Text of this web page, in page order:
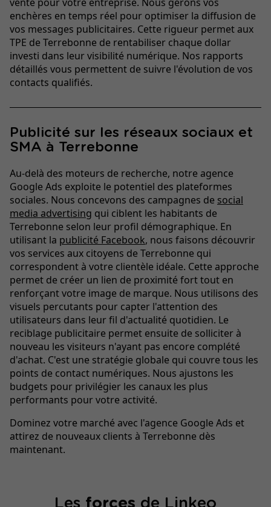
enchères en temps réel pour optimiser la diffusion de
vos messages publicitaires. Cette rigueur permet aux
TPE de Terrebonne de rentabiliser chaque dollar
investi dans leur visibilité numérique. Nos rapports
détaillés vous permettent de suivre l'évolution de vos
contacts qualifiés.
Publicité sur les réseaux sociaux et
SMA à Terrebonne
Au-delà des moteurs de recherche, notre agence
Google Ads exploite le potentiel des plateformes
sociales. Nous concevons des campagnes de social
media advertising qui ciblent les habitants de
Terrebonne selon leur profil démographique. En
utilisant la publicité Facebook, nous faisons découvrir
vos services aux citoyens de Terrebonne qui
correspondent à votre clientèle idéale. Cette approche
permet de créer un lien de proximité fort tout en
renforçant votre image de marque. Nous utilisons des
visuels percutants pour capter l'attention des
utilisateurs dans leur fil d'actualité quotidien. Le
reciblage publicitaire permet ensuite de solliciter à
nouveau les visiteurs n'ayant pas encore complété
d'achat. C'est une stratégie globale qui couvre tous les
points de contact numériques. Nous ajustons les
budgets pour privilégier les canaux les plus
performants pour votre activité.
Dominez votre marché avec l'agence Google Ads et
attirez de nouveaux clients à Terrebonne dès
maintenant.
Les forces de Linkeo